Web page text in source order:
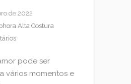
de 2022
Alta Costura
pode ser
vários momentos e